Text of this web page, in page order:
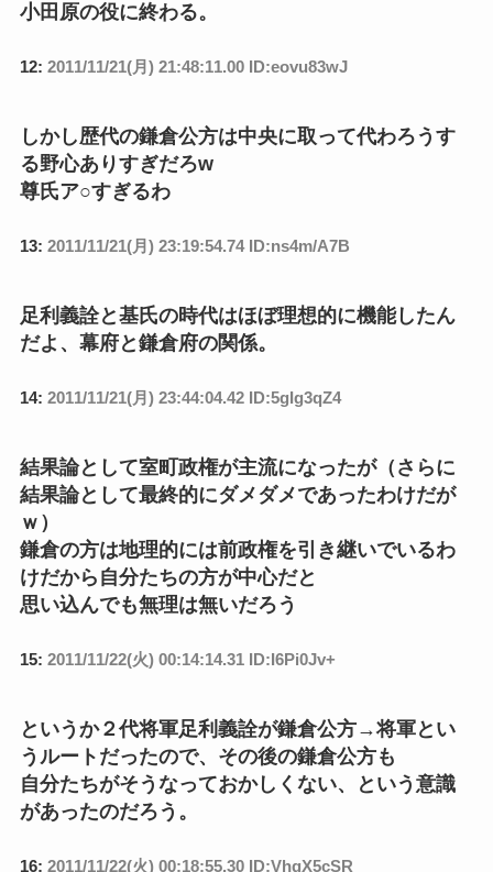
小田原の役に終わる。
12: 2011/11/21(月) 21:48:11.00 ID:eovu83wJ
しかし歴代の鎌倉公方は中央に取って代わろうす
る野心ありすぎだろw
尊氏ア○すぎるわ
13: 2011/11/21(月) 23:19:54.74 ID:ns4m/A7B
足利義詮と基氏の時代はほぼ理想的に機能したん
だよ、幕府と鎌倉府の関係。
14: 2011/11/21(月) 23:44:04.42 ID:5gIg3qZ4
結果論として室町政権が主流になったが（さらに
結果論として最終的にダメダメであったわけだが
ｗ）
鎌倉の方は地理的には前政権を引き継いでいるわ
けだから自分たちの方が中心だと
思い込んでも無理は無いだろう
15: 2011/11/22(火) 00:14:14.31 ID:I6Pi0Jv+
というか２代将軍足利義詮が鎌倉公方→将軍とい
うルートだったので、その後の鎌倉公方も
自分たちがそうなっておかしくない、という意識
があったのだろう。
16: 2011/11/22(火) 00:18:55.30 ID:VhqX5cSR